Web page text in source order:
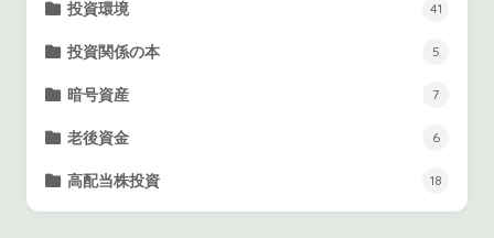
投資環境 41
投資関係の本 5
暗号資産 7
老後資金 6
高配当株投資 18